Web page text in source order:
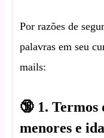
Por razões de
palavras em seu
mails:
🔞 1.
menores e